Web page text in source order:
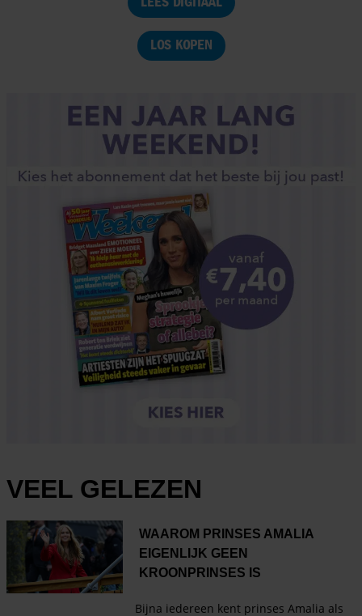
LOS KOPEN